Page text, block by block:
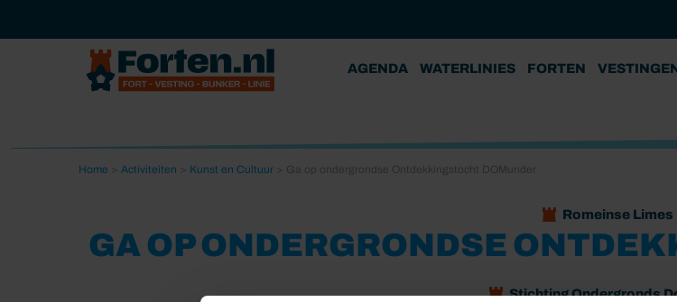
AGENDA WATERLINIES FORTEN
Home Activiteiten Kunst en Cultuur
Romeinse Limes
GA OP ONDERGRONDSE
Stichting Ondergronds